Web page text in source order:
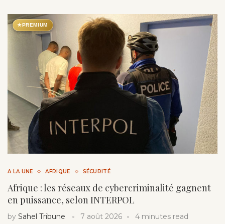
★PREMIUM
A LA UNE AFRIQUE SÉCURITÉ
Afrique : les réseaux de cybercriminalité gagnent
en puissance, selon INTERPOL
by Sahel Tribune 7 août 2026 4 minutes read